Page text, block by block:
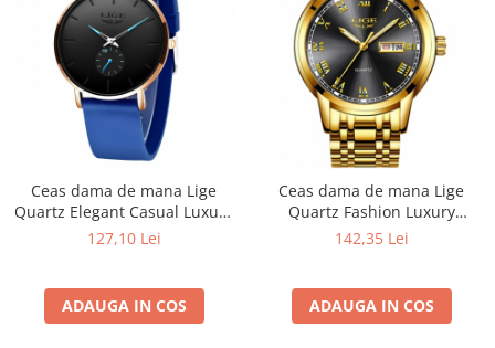
Ceas dama de mana Lige
Quartz Elegant Casual Luxury
Top Brand Analog Albastru
127,10 Lei
ADAUGA IN COS
Ceas dama de mana Lige
Quartz Fashion Luxury
Elegant Casual Analog Auriu
142,35 Lei
ADAUGA IN COS